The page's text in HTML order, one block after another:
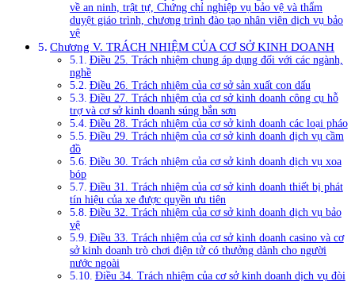
về an ninh, trật tự, Chứng chỉ nghiệp vụ bảo vệ và thẩm
duyệt giáo trình, chương trình đào tạo nhân viên dịch vụ bảo
vệ
Chương V. TRÁCH NHIỆM CỦA CƠ SỞ KINH DOANH
Điều 25. Trách nhiệm chung áp dụng đối với các ngành,
nghề
Điều 26. Trách nhiệm của cơ sở sản xuất con dấu
Điều 27. Trách nhiệm của cơ sở kinh doanh công cụ hỗ
trợ và cơ sở kinh doanh súng bắn sơn
Điều 28. Trách nhiệm của cơ sở kinh doanh các loại pháo
Điều 29. Trách nhiệm của cơ sở kinh doanh dịch vụ cầm
đồ
Điều 30. Trách nhiệm của cơ sở kinh doanh dịch vụ xoa
bóp
Điều 31. Trách nhiệm của cơ sở kinh doanh thiết bị phát
tín hiệu của xe được quyền ưu tiên
Điều 32. Trách nhiệm của cơ sở kinh doanh dịch vụ bảo
vệ
Điều 33. Trách nhiệm của cơ sở kinh doanh casino và cơ
sở kinh doanh trò chơi điện tử có thưởng dành cho người
nước ngoài
Điều 34. Trách nhiệm của cơ sở kinh doanh dịch vụ đòi